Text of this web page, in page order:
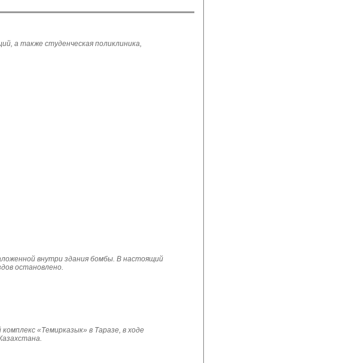
а также студенческая поликлиника,
внутри здания бомбы. В настоящий
остановлено.
«Темирказык» в Таразе, в ходе